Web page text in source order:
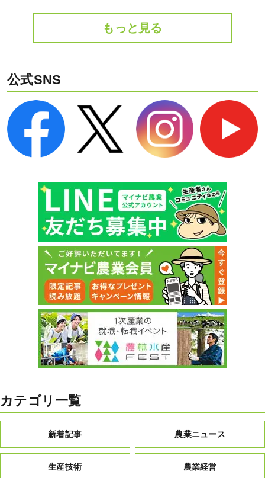
もっと見る
公式SNS
カテゴリ一覧
新着記事 農業ニュース
生産技術 農業経営